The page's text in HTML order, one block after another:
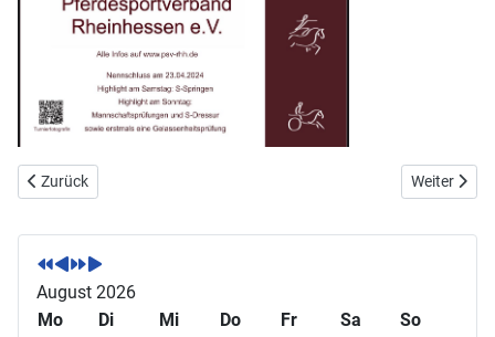
Vorheriger Beitrag: FN Tagung in Dresden
Zurück Nächster
Weiter
V
o
r
h
V
o
r
h
N
ä
c
N
ä
c
August 2026
Mo
Di Mi Do Fr Sa
So